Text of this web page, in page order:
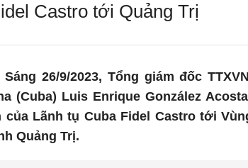
Castro tới Quảng Trị
Sáng 26/9/2023, Tổng giám đốc
(Cuba) Luis Enrique González
của Lãnh tụ Cuba Fidel Castro tới
Quảng Trị.